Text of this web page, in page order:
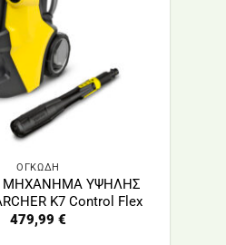
ΟΓΚΩΔΗ
ΜΗΧΑΝΗΜΑ ΥΨΗΛΗΣ
K7 Control Flex
479,99 €